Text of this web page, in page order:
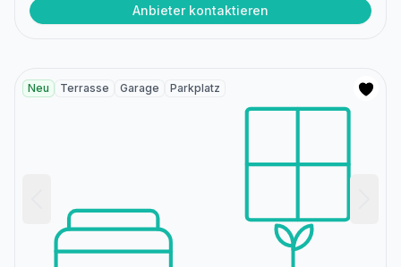
Anbieter kontaktieren
Neu Terrasse Garage Parkplatz